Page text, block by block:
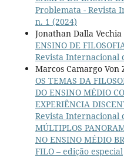
Problemata - Revista
n. 1 (2024)
Jonathan Dalla Vechia
ENSINO DE
Revista Internacional
Marcos Camargo
OS TEMAS DA
DO ENSINO MÉDIO
EXPERIÊNCIA
Revista Internacional
MÚLTIPLOS
NO ENSINO MÉDIO
FILO – edição especial